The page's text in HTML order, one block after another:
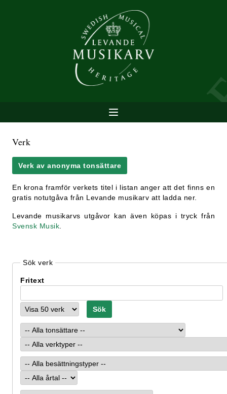
Verk
Verk av anonyma tonsättare
En krona framför verkets titel i listan anger att det finns en
gratis notutgåva från Levande musikarv att ladda ner.
Levande musikarvs utgåvor kan även köpas i tryck från
Svensk Musik
Sök verk
Fritext